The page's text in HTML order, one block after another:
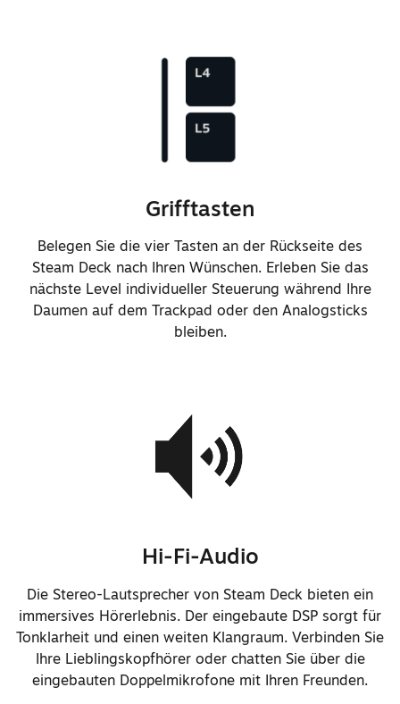
Von 40 Wh auf 50 Wh verbesserte
Schnelleres Laden mit
verbesserter Akkuchemie (von
20 % auf 80 % innerhalb von
Aktualisierung der Lade-LED auf
WRGB
Unterstützung der Aktivierung aus
dem Schlafmodus über langen
Power-Tastendruck, statt
(2,5 m statt 1,5 m)
Logo zum Netzteil hinzugefügt
640 g reduziert (ca. 5 % weniger
als das Originalmodell)
Metallgewinde für die Schrauben
auf der Rückseite
Neue Torx™-Schraubköpfe sowie
Grifftasten
Belegen Sie die vier Tasten an der Rückseite des
Steam Deck nach Ihren Wünschen. Erleben Sie das
nächste Level individueller Steuerung während Ihre
Daumen auf dem Trackpad oder den Analogsticks
bleiben.
Hi-Fi-Audio
Die Stereo-Lautsprecher von Steam Deck bieten ein
immersives Hörerlebnis. Der eingebaute DSP sorgt für
Tonklarheit und einen weiten Klangraum. Verbinden Sie
Ihre Lieblingskopfhörer oder chatten Sie über die
eingebauten Doppelmikrofone mit Ihren Freunden.